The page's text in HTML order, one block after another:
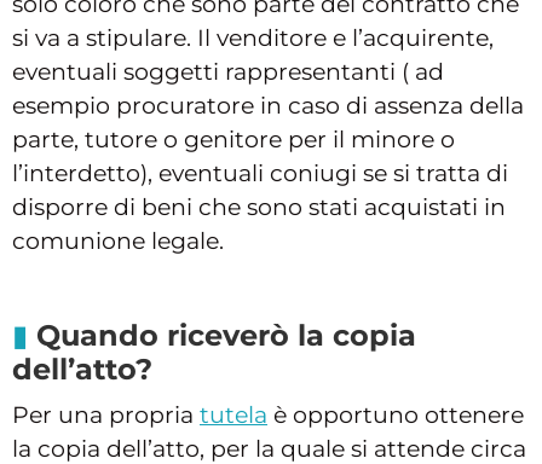
si va a stipulare. Il venditore e l’acquirente,
eventuali soggetti rappresentanti ( ad
esempio procuratore in caso di assenza della
parte, tutore o genitore per il minore o
l’interdetto), eventuali coniugi se si tratta di
disporre di beni che sono stati acquistati in
comunione legale.
Quando riceverò la copia
dell’atto?
Per una propria tutela è opportuno ottenere
la copia dell’atto, per la quale si attende circa